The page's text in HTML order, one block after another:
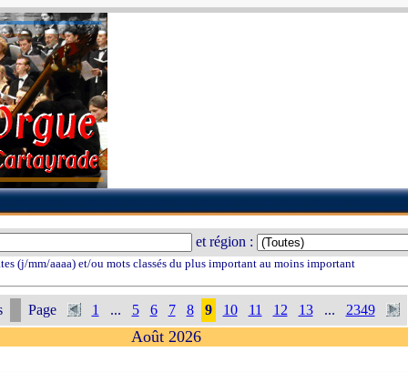
et région :
(j/mm/aaaa) et/ou mots classés du plus important au moins important
Page 1 ... 5 6 7 8 9 10 11 12 13 ... 2349
Août 2026